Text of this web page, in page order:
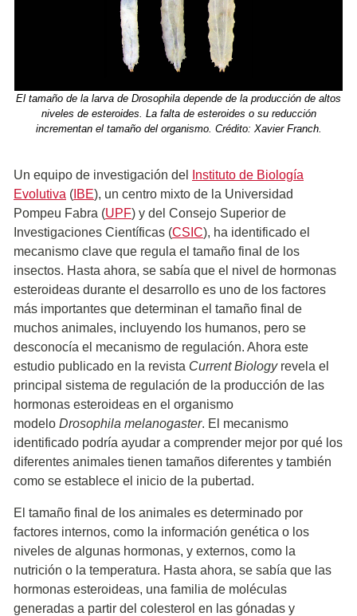
El tamaño de la larva de Drosophila depende de la producción de altos
niveles de esteroides. La falta de esteroides o su reducción
incrementan el tamaño del organismo. Crédito: Xavier Franch.
Un equipo de investigación del
Instituto de Biología
Evolutiva ( IBE), un centro mixto de la Universidad
Pompeu Fabra (UPF) y del Consejo Superior de
Investigaciones Científicas (CSIC), ha identificado el
mecanismo clave que regula el tamaño final de los
insectos. Hasta ahora, se sabía que el nivel de hormonas
esteroideas durante el desarrollo es uno de los factores
más importantes que determinan el tamaño final de
muchos animales, incluyendo los humanos, pero se
desconocía el mecanismo de regulación. Ahora este
estudio publicado en la revista Current Biology revela el
principal sistema de regulación de la producción de las
hormonas esteroideas en el organismo
modelo Drosophila melanogaster. El mecanismo
identificado podría ayudar a comprender mejor por qué los
diferentes animales tienen tamaños diferentes y también
como se establece el inicio de la pubertad.
El tamaño final de los animales es determinado por
factores internos, como la información genética o los
niveles de algunas hormonas, y externos, como la
nutrición o la temperatura. Hasta ahora, se sabía que las
hormonas esteroideas, una familia de moléculas
generadas a partir del colesterol en las gónadas y